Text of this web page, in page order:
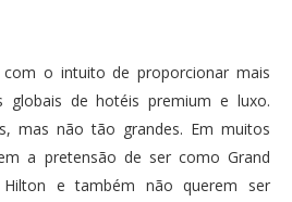
o intuito de proporcionar mais
globais de hotéis premium e luxo.
mas não tão grandes. Em muitos
a pretensão de ser como Grand
Hilton e também não querem ser